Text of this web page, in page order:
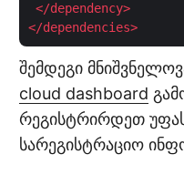
</dependency>
</dependencies>
შემდეგი
cloud dashboard
რეგისტრირდეთ
სარეგისტრაციო